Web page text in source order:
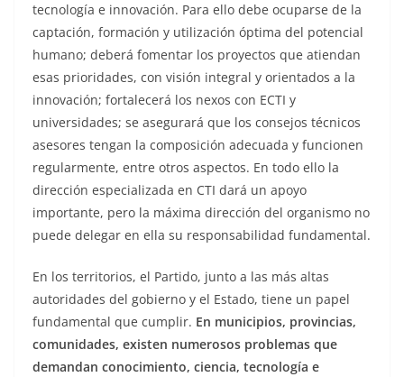
tecnología e innovación. Para ello debe ocuparse de la
captación, formación y utilización óptima del potencial
humano; deberá fomentar los proyectos que atiendan
esas prioridades, con visión integral y orientados a la
innovación; fortalecerá los nexos con ECTI y
universidades; se asegurará que los consejos técnicos
asesores tengan la composición adecuada y funcionen
regularmente, entre otros aspectos. En todo ello la
dirección especializada en CTI dará un apoyo
importante, pero la máxima dirección del organismo no
puede delegar en ella su responsabilidad fundamental.
En los territorios, el Partido, junto a las más altas
autoridades del gobierno y el Estado, tiene un papel
fundamental que cumplir. En municipios, provincias,
comunidades, existen numerosos problemas que
demandan conocimiento, ciencia, tecnología e